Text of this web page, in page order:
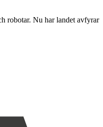
robotar. Nu har landet avfyrar